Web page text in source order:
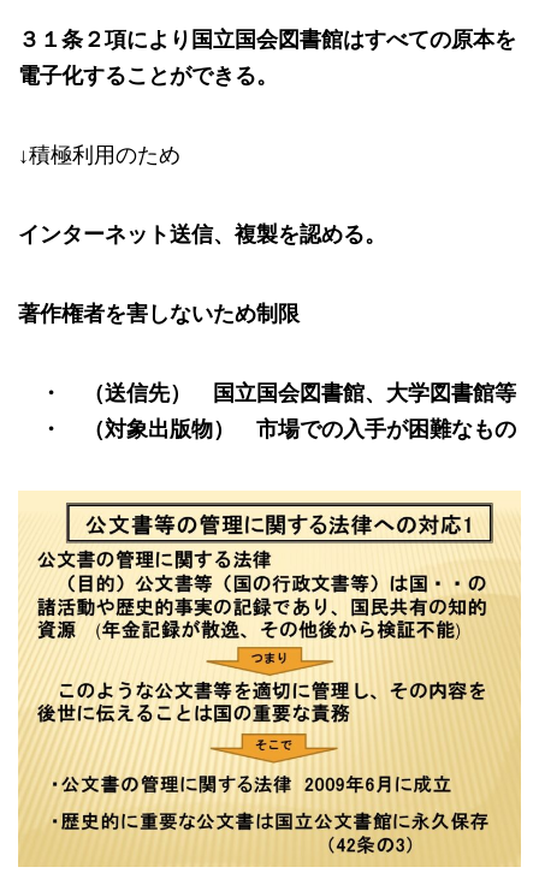
３１条２項により国立国会図書館はすべての原本を
電子化することができる。
↓積極利用のため
インターネット送信、複製を認める。
著作権者を害しないため制限
・ （送信先） 国立国会図書館、大学図書館等
・ （対象出版物） 市場での入手が困難なもの